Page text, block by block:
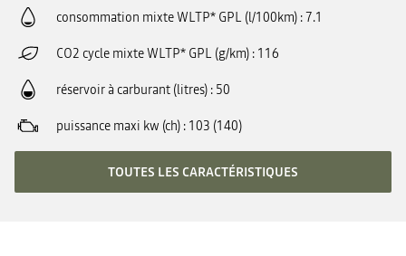
consommation mixte WLTP* GPL (l/100km) 7.1
CO2 cycle mixte WLTP* GPL (g/km) 116
réservoir à carburant (litres) 50
puissance maxi kw (ch) 103 (140)
TOUTES LES CARACTÉRISTIQUES